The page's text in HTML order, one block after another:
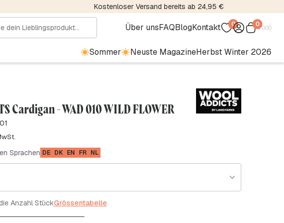
Kostenloser Versand bereits ab 24,95 €
Über unsFAQBlogKontakt 0 0€0.00
Sommer Neuste MagazineHerbst Winter 2026
Cardigan - WAD 010 WILD FLOWER
Sprachen DE DK EN FR NL
Anzahl StückGrössentabelle